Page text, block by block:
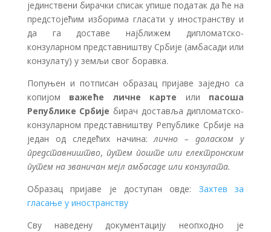
јединствени бирачки списак упише податак да ће на
предстојећим изборима гласати у иностранству и
да га доставе најближем дипломатско-
конзуларном представништву Србије (амбасади или
конзулату) у земљи свог боравка.
Попуњен и потписан образац пријаве заједно са
копијом важеће личне карте или пасоша
Републике Србије бирач доставља дипломатско-
конзуларном представништву Републике Србије на
један од следећих начина:лично – доласком у
представништво, путем поштеили електронским
путем на званичан мејл амбасаде или конзулата.
Образац пријаве је доступан овде: Захтев за
гласање у иностранству
Сву наведену документацију неопходно је